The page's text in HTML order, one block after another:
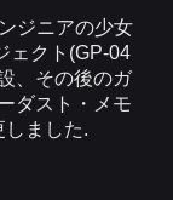
ジニアの少女
ェクト(GP-04
、その後のガ
ダスト・メモ
しました.